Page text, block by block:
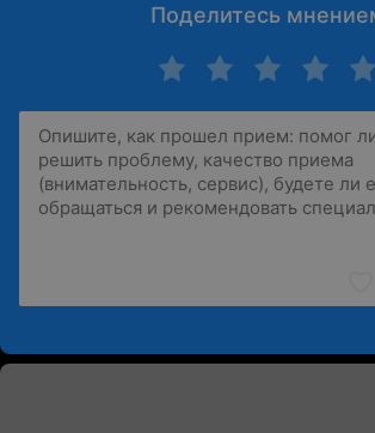
Поделитесь